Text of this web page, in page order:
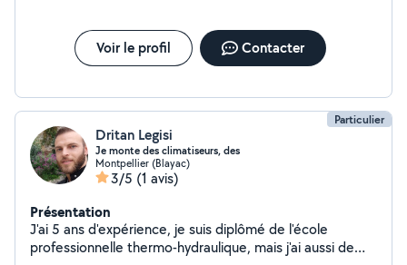
Voir le profil Contacter
Particulier
Dritan Legisi
Je monte des climatiseurs, des
Montpellier (Blayac)
3/5 (1 avis)
Présentation
J'ai 5 ans d'expérience, je suis diplômé de l'école
professionnelle thermo-hydraulique, mais j'ai aussi de